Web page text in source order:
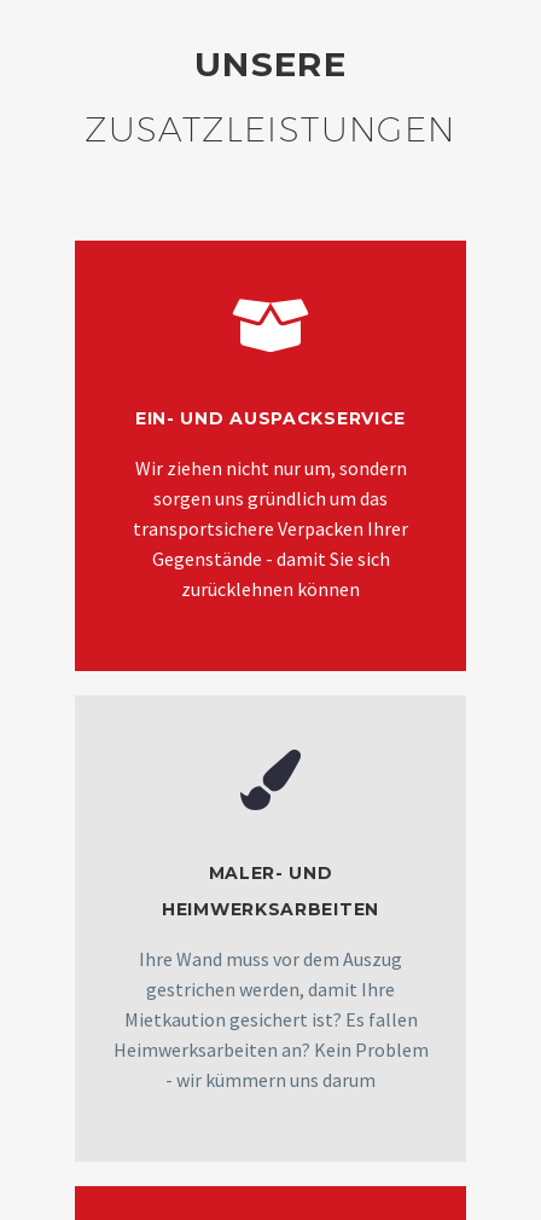
UNSERE
ZUSATZLEISTUNGEN
EIN- UND AUSPACKSERVICE
Wir ziehen nicht nur um, sondern
sorgen uns gründlich um das
transportsichere Verpacken Ihrer
Gegenstände - damit Sie sich
zurücklehnen können
MALER- UND
HEIMWERKSARBEITEN
Ihre Wand muss vor dem Auszug
gestrichen werden, damit Ihre
Mietkaution gesichert ist? Es fallen
Heimwerksarbeiten an? Kein Problem
- wir kümmern uns darum